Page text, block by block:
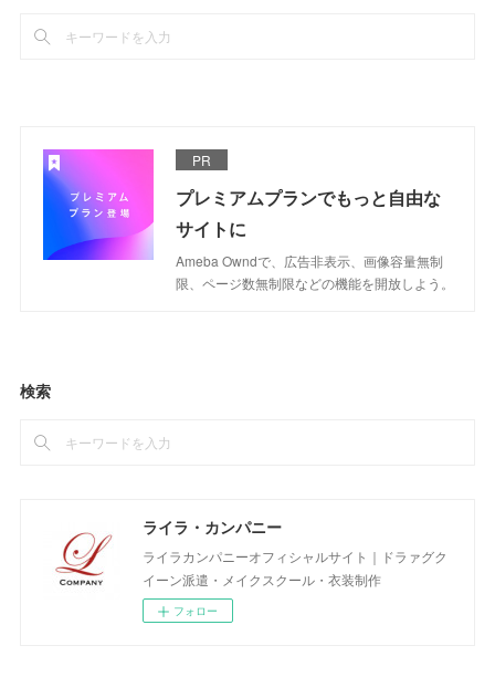
PR
プレミアムプランでもっと自由な
サイトに
Ameba Owndで、広告非表示、画像容量無制
限、ページ数無制限などの機能を開放しよう。
検索
ライラ・カンパニー
ライラカンパニーオフィシャルサイト｜ドラァグク
イーン派遣・メイクスクール・衣装制作
フォロー